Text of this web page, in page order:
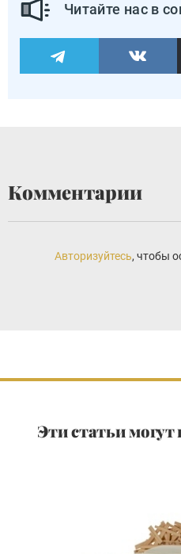
Читайте нас в
Комментарии
Авторизуйтесь, чтобы
Эти статьи